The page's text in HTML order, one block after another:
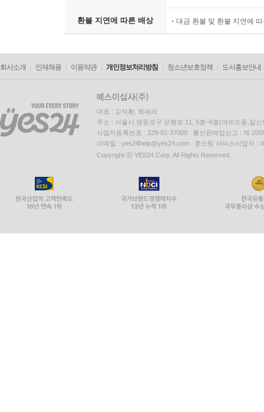
환불 지연에 따른 배상 대금 환불 및 환불 지연에
회사소개 인재채용 이용약관 개인정보처리방침 청소년보호정책 도서홍보안내
대표 : 김석환, 최세라
주소 : 서울시 영등포구 은행로 11, 5층~6층(여의도동,일신
사업자등록번호 : 229-81-37000 통신판매업신고 : 제
이메일 : yes24help@yes24.com 호스팅 서비스사업자 :
Copyright ⓒ YES24 Corp. All Rights Reserved.